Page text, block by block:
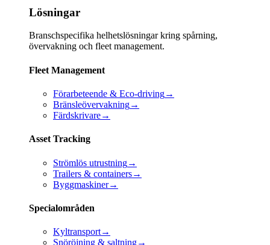
Lösningar
Branschspecifika helhetslösningar kring spårning,
övervakning och fleet management.
Fleet Management
Förarbeteende & Eco-driving→
Bränsleövervakning→
Färdskrivare→
Asset Tracking
Strömlös utrustning→
Trailers & containers→
Byggmaskiner→
Specialområden
Kyltransport→
Snöröjning & saltning→